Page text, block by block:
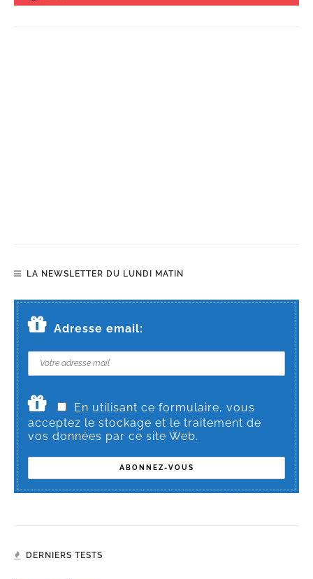
LA NEWSLETTER DU LUNDI MATIN
Adresse email:
En utilisant ce formulaire, vous
acceptez le stockage et le traitement de
vos données par ce site Web.
DERNIERS TESTS